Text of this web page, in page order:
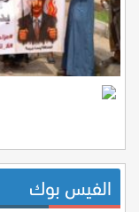
الفيس بوك